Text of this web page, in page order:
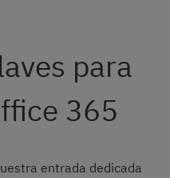
para
365
entrada dedicada